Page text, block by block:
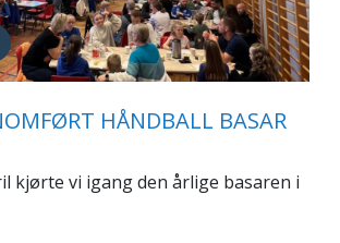
HÅNDBALL BASAR
kjørte vi igang den årlige basaren i